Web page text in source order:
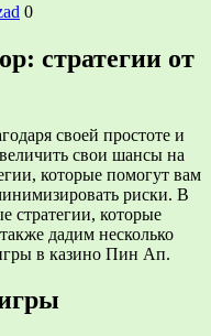
0
стратегии от
своей простоте и
свои шансы на
которые помогут вам
риски. В
стратегии, которые
дадим несколько
в казино Пин Ап.